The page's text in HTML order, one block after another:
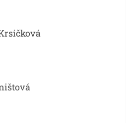
je 5 z 5 hvězdiček.
je 5 z 5 hvězdiček.